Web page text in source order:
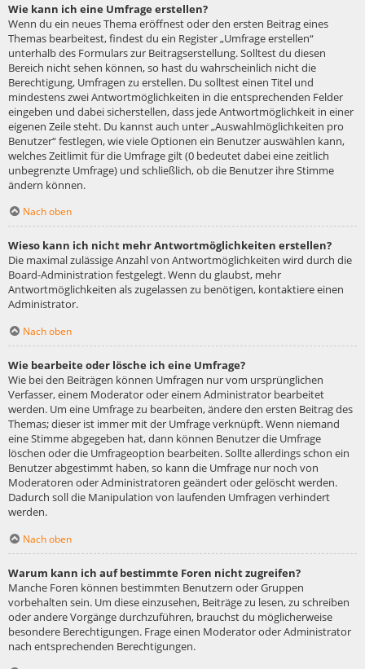
Wie kann ich eine Umfrage erstellen?
Wenn du ein neues Thema eröffnest oder den ersten Beitrag eines
Themas bearbeitest, findest du ein Register „Umfrage erstellen“
unterhalb des Formulars zur Beitragserstellung. Solltest du diesen
Bereich nicht sehen können, so hast du wahrscheinlich nicht die
Berechtigung, Umfragen zu erstellen. Du solltest einen Titel und
mindestens zwei Antwortmöglichkeiten in die entsprechenden Felder
eingeben und dabei sicherstellen, dass jede Antwortmöglichkeit in einer
eigenen Zeile steht. Du kannst auch unter „Auswahlmöglichkeiten pro
Benutzer“ festlegen, wie viele Optionen ein Benutzer auswählen kann,
welches Zeitlimit für die Umfrage gilt (0 bedeutet dabei eine zeitlich
unbegrenzte Umfrage) und schließlich, ob die Benutzer ihre Stimme
ändern können.
Nach oben
Wieso kann ich nicht mehr Antwortmöglichkeiten erstellen?
Die maximal zulässige Anzahl von Antwortmöglichkeiten wird durch die
Board-Administration festgelegt. Wenn du glaubst, mehr
Antwortmöglichkeiten als zugelassen zu benötigen, kontaktiere einen
Administrator.
Nach oben
Wie bearbeite oder lösche ich eine Umfrage?
Wie bei den Beiträgen können Umfragen nur vom ursprünglichen
Verfasser, einem Moderator oder einem Administrator bearbeitet
werden. Um eine Umfrage zu bearbeiten, ändere den ersten Beitrag des
Themas; dieser ist immer mit der Umfrage verknüpft. Wenn niemand
eine Stimme abgegeben hat, dann können Benutzer die Umfrage
löschen oder die Umfrageoption bearbeiten. Sollte allerdings schon ein
Benutzer abgestimmt haben, so kann die Umfrage nur noch von
Moderatoren oder Administratoren geändert oder gelöscht werden.
Dadurch soll die Manipulation von laufenden Umfragen verhindert
werden.
Nach oben
Warum kann ich auf bestimmte Foren nicht zugreifen?
Manche Foren können bestimmten Benutzern oder Gruppen
vorbehalten sein. Um diese einzusehen, Beiträge zu lesen, zu schreiben
oder andere Vorgänge durchzuführen, brauchst du möglicherweise
besondere Berechtigungen. Frage einen Moderator oder Administrator
nach entsprechenden Berechtigungen.